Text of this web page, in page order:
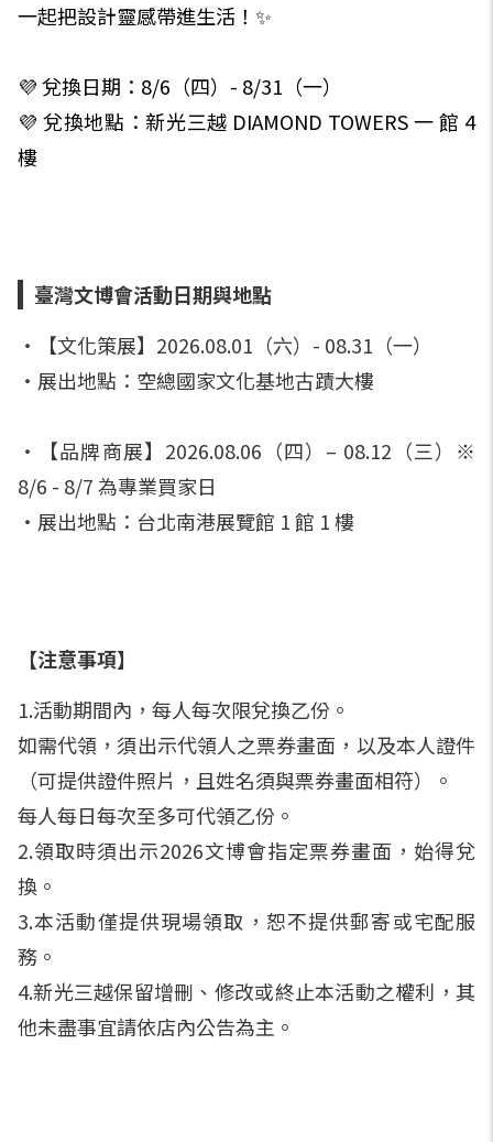
一起把設計靈感帶進生活！✨
💜 兌換日期：8/6（四）- 8/31（一）
💜 兌換地點：新光三越 DIAMOND TOWERS 一 館 4
樓
臺灣文博會活動日期與地點
・【文化策展】2026.08.01（六）- 08.31（一）
・展出地點：空總國家文化基地古蹟大樓
・【品牌商展】2026.08.06（四）– 08.12（三）※
8/6 - 8/7 為專業買家日
・展出地點：台北南港展覽館 1 館 1 樓
【注意事項】
1.活動期間內，每人每次限兌換乙份。
如需代領，須出示代領人之票券畫面，以及本人證件
（可提供證件照片，且姓名須與票券畫面相符）。
每人每日每次至多可代領乙份。
2.領取時須出示2026文博會指定票券畫面，始得兌
換。
3.本活動僅提供現場領取，恕不提供郵寄或宅配服
務。
4.新光三越保留增刪、修改或終止本活動之權利，其
他未盡事宜請依店內公告為主。